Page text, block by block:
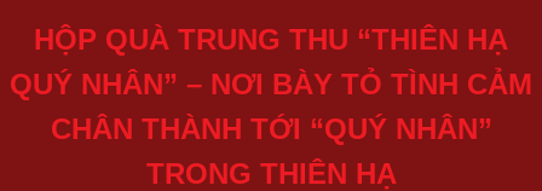
HỘP QUÀ TRUNG THU “THIÊN HẠ
QUÝ NHÂN” – NƠI BÀY TỎ TÌNH CẢM
CHÂN THÀNH TỚI “QUÝ NHÂN”
TRONG THIÊN HẠ